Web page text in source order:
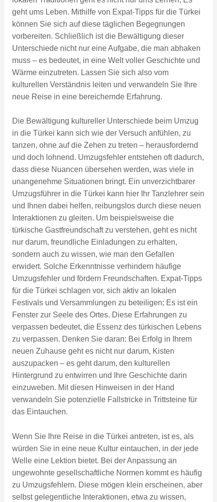
geht ums Leben. Mithilfe von Expat-Tipps für die Türkei
können Sie sich auf diese täglichen Begegnungen
vorbereiten. Schließlich ist die Bewältigung dieser
Unterschiede nicht nur eine Aufgabe, die man abhaken
muss – es bedeutet, in eine Welt voller Geschichte und
Wärme einzutreten. Lassen Sie sich also vom
kulturellen Verständnis leiten und verwandeln Sie Ihre
neue Reise in eine bereichernde Erfahrung.
Die Bewältigung kultureller Unterschiede beim Umzug
in die Türkei kann sich wie der Versuch anfühlen, zu
tanzen, ohne auf die Zehen zu treten – herausfordernd
und doch lohnend. Umzugsfehler entstehen oft dadurch,
dass diese Nuancen übersehen werden, was viele in
unangenehme Situationen bringt. Ein unverzichtbarer
Umzugsführer in die Türkei kann hier Ihr Tanzlehrer sein
und Ihnen dabei helfen, reibungslos durch diese neuen
Interaktionen zu gleiten. Um beispielsweise die
türkische Gastfreundschaft zu verstehen, geht es nicht
nur darum, freundliche Einladungen zu erhalten,
sondern auch zu wissen, wie man den Gefallen
erwidert. Solche Erkenntnisse verhindern häufige
Umzugsfehler und fördern Freundschaften. Expat-Tipps
für die Türkei schlagen vor, sich aktiv an lokalen
Festivals und Versammlungen zu beteiligen; Es ist ein
Fenster zur Seele des Ortes. Diese Erfahrungen zu
verpassen bedeutet, die Essenz des türkischen Lebens
zu verpassen. Denken Sie daran: Bei Erfolg in Ihrem
neuen Zuhause geht es nicht nur darum, Kisten
auszupacken – es geht darum, den kulturellen
Hintergrund zu entwirren und Ihre Geschichte darin
einzuweben. Mit diesen Hinweisen in der Hand
verwandeln Sie potenzielle Fallstricke in Trittsteine ​​für
das Eintauchen.
Wenn Sie Ihre Reise in die Türkei antreten, ist es, als
würden Sie in eine neue Kultur eintauchen, in der jede
Welle eine Lektion bietet. Bei der Anpassung an
ungewohnte gesellschaftliche Normen kommt es häufig
zu Umzugsfehlern. Diese mögen klein erscheinen, aber
selbst gelegentliche Interaktionen, etwa zu wissen,